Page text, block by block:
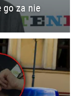
go za nie